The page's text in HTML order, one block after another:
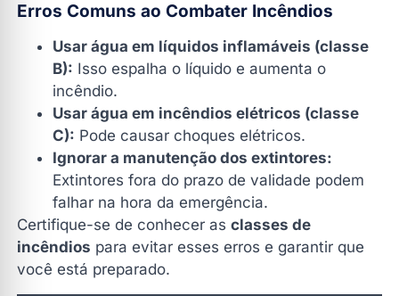
Erros Comuns ao Combater Incêndios
Usar água em líquidos inflamáveis (classe
B): Isso espalha o líquido e aumenta o
incêndio.
Usar água em incêndios elétricos (classe
C): Pode causar choques elétricos.
Ignorar a manutenção dos extintores:
Extintores fora do prazo de validade podem
falhar na hora da emergência.
Certifique-se de conhecer as classes de
incêndios para evitar esses erros e garantir que
você está preparado.